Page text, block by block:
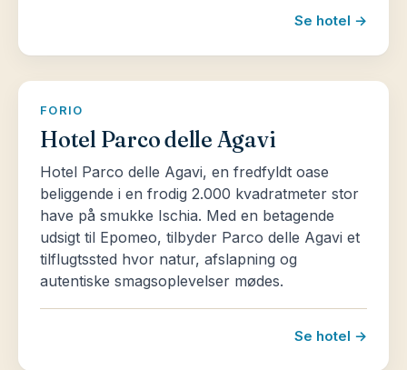
Se hotel →
FORIO
Hotel Parco delle Agavi
Hotel Parco delle Agavi, en fredfyldt oase
beliggende i en frodig 2.000 kvadratmeter stor
have på smukke Ischia. Med en betagende
udsigt til Epomeo, tilbyder Parco delle Agavi et
tilflugtssted hvor natur, afslapning og
autentiske smagsoplevelser mødes.
Se hotel →